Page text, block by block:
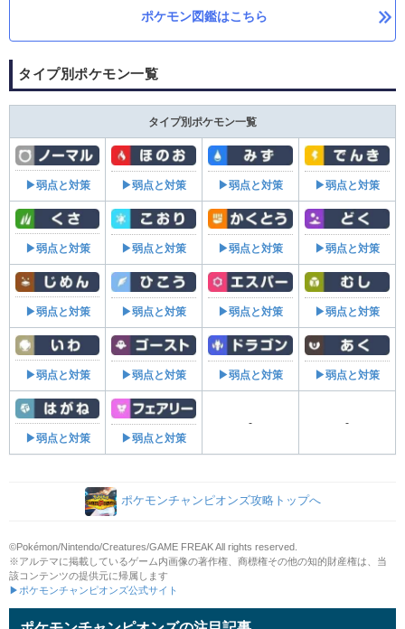
ポケモン図鑑はこちら
タイプ別ポケモン一覧
タイプ別ポケモン一覧
▶弱点と対策 ▶弱点と対策 ▶弱点と対策 ▶弱点と対策
▶弱点と対策 ▶弱点と対策 ▶弱点と対策 ▶弱点と対策
▶弱点と対策 ▶弱点と対策 ▶弱点と対策 ▶弱点と対策
▶弱点と対策 ▶弱点と対策 ▶弱点と対策 ▶弱点と対策
▶弱点と対策 ▶弱点と対策
- -
ポケモンチャンピオンズ攻略トップへ
©Pokémon/Nintendo/Creatures/GAME FREAK All rights reserved.
※アルテマに掲載しているゲーム内画像の著作権、商標権その他の知的財産権は、当
該コンテンツの提供元に帰属します
▶ポケモンチャンピオンズ公式サイト